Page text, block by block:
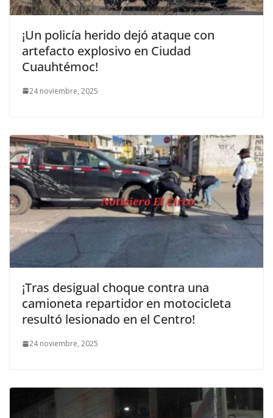
¡Un policía herido dejó ataque con
artefacto explosivo en Ciudad
Cuauhtémoc!
24 noviembre, 2025
¡Tras desigual choque contra una
camioneta repartidor en motocicleta
resultó lesionado en el Centro!
24 noviembre, 2025